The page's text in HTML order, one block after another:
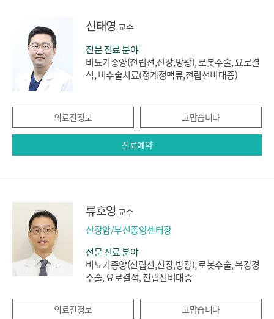
신태영 교수
전문 진료 분야
비뇨기종양(전립선,신장,방광), 로봇수술, 요로결
석, 비수술치료(정계정맥류,전립선비대증)
의료진정보 고맙습니다
진료예약
류호영 교수
신장암/부신종양센터장
전문 진료 분야
비뇨기종양(전립선,신장,방광), 로봇수술, 복강경
수술, 요로결석, 전립선비대증
의료진정보 고맙습니다